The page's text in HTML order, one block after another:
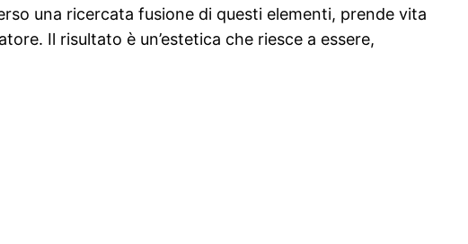
una ricercata fusione di questi elementi, prende vita
Il risultato è un’estetica che riesce a essere,